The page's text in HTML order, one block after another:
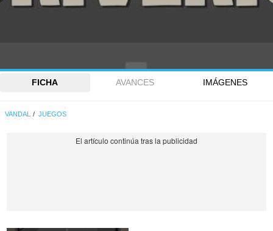
FICHA AVANCES IMÁGENES
VANDAL JUEGOS